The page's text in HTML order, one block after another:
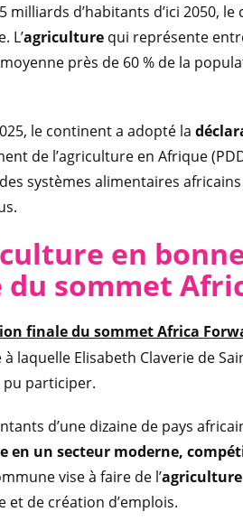
milliards d’habitants d’ici 2050,
L’agriculture qui représente
près de 60 % de la
le continent a adopté la
de l’agriculture en Afrique
systèmes alimentaires
en
sommet
finale du sommet Africa
à laquelle Elisabeth Claverie de
pu participer.
d’une dizaine de pays
en un secteur moderne,
vise à faire de l’agriculture
et de création d’emplois.